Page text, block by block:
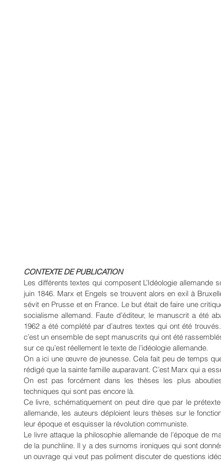
CONTEXTE DE PUBLICATION
Les différents textes qui composent L’Idéologie allemande
juin 1846. Marx et Engels se trouvent alors en exil à
sévit en Prusse et en France. Le but était de faire une
socialisme allemand. Faute d’éditeur, le manuscrit a été
1962 a été complété par d’autres textes qui ont été
c’est un ensemble de sept manuscrits qui ont été
sur ce qu’est réellement le texte de l’idéologie allemande.
On a ici une œuvre de jeunesse. Cela fait peu de temps
rédigé que la sainte famille auparavant. C’est Marx qui a
On est pas forcément dans les thèses les plus
techniques qui sont pas encore là.
Ce livre, schématiquement on peut dire que par le
allemande, les auteurs déploient leurs thèses sur le
leur époque et esquisser la révolution communiste.
Le livre attaque la philosophie allemande de l’époque de
de la punchline. Il y a des surnoms ironiques qui sont
un ouvrage qui veut pas poliment discuter de questions